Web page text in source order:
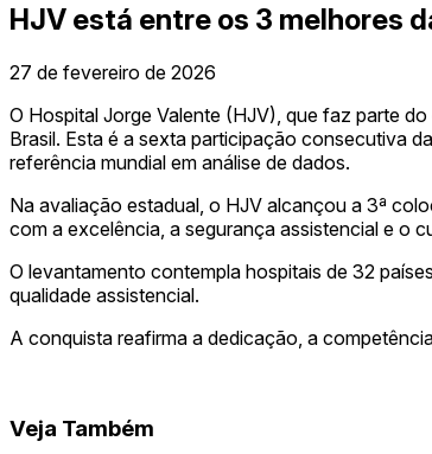
HJV está entre os 3 melhores
27 de fevereiro de 2026
O Hospital Jorge Valente (HJV), que faz parte
Brasil. Esta é a sexta participação consecutiva
referência mundial em análise de dados.
Na avaliação estadual, o HJV alcançou a 3ª
com a excelência, a segurança assistencial e o
O levantamento contempla hospitais de 32
qualidade assistencial.
A conquista reafirma a dedicação, a
Veja Também